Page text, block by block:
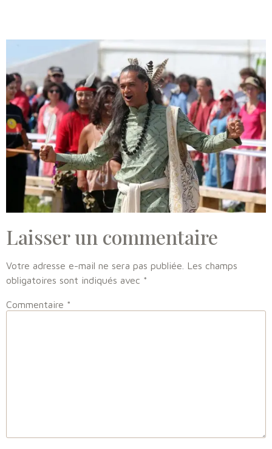
Laisser un commentaire
Votre adresse e-mail ne sera pas publiée. Les champs
obligatoires sont indiqués avec *
Commentaire *